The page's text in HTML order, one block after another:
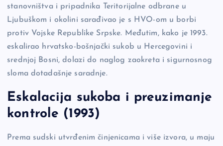
stanovništva i pripadnika Teritorijalne odbrane u
Ljubuškom i okolini sarađivao je s HVO-om u borbi
protiv Vojske Republike Srpske. Međutim, kako je 1993.
eskalirao hrvatsko-bošnjački sukob u Hercegovini i
srednjoj Bosni, dolazi do naglog zaokreta i sigurnosnog
sloma dotadašnje saradnje.
Eskalacija sukoba i preuzimanje
kontrole (1993)
Prema sudski utvrđenim činjenicama i više izvora, u maju